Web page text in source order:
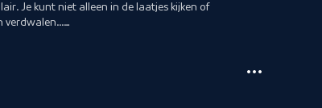
Je kunt niet alleen in de laatjes kijken of
verdwalen...